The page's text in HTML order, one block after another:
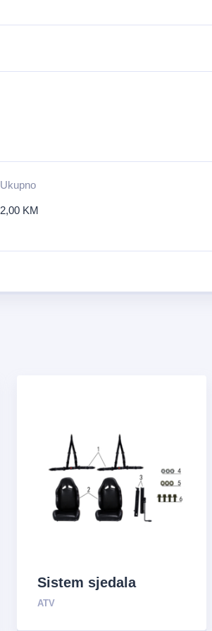
Ukupno
2,00 KM
Sistem sjedala
ATV